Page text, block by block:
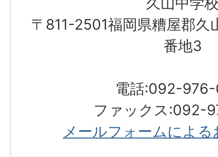
〒811-2501福岡県糟屋郡
番地3
電話:092-
ファックス:092-
メールフォームによ